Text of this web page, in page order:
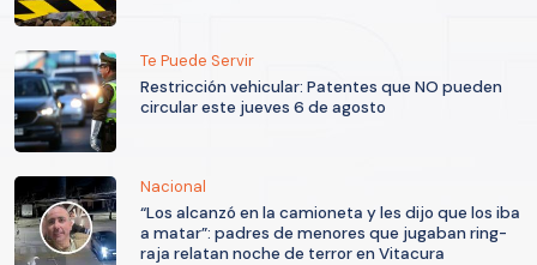
Te Puede Servir
Restricción vehicular: Patentes que NO pueden
circular este jueves 6 de agosto
Nacional
“Los alcanzó en la camioneta y les dijo que los iba
a matar”: padres de menores que jugaban ring-
raja relatan noche de terror en Vitacura